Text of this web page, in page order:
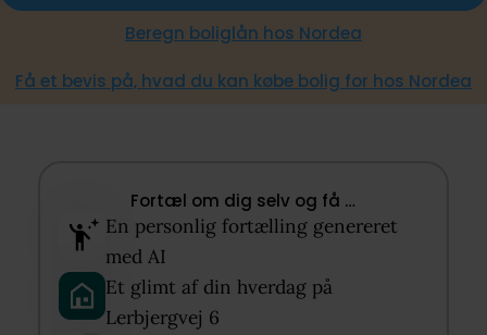
Beregn boliglån hos Nordea
Få et bevis på, hvad du kan købe bolig for hos Nordea
Fortæl om dig selv og få …​
En personlig fortælling genereret
med AI​
Et glimt af din hverdag på
Lerbjergvej 6​